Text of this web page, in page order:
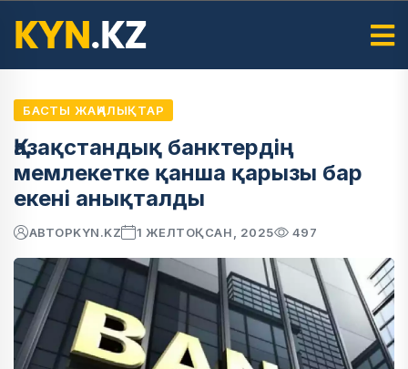
БАСТЫ ЖАҢАЛЫҚТАР
Қазақстандық банктердің
мемлекетке қанша қарызы бар
екені анықталды
АВТОРKYN.KZ 1 ЖЕЛТОҚСАН, 2025 497